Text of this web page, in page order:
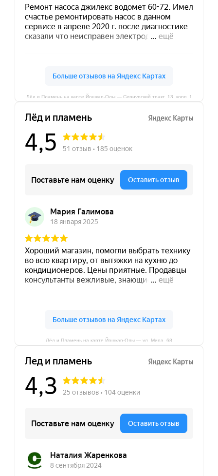
Лёд и Пламень на карте Йошкар‑Олы — Сернурский тракт, 13, корп. 1
Лёд и Пламень на карте Йошкар‑Олы — ул. Мира, 68